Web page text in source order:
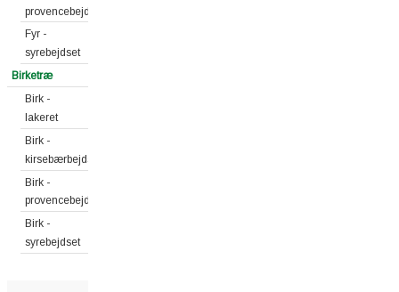
provencebejdset
Fyr -
syrebejdset
Birketræ
Birk -
lakeret
Birk -
kirsebærbejdset
Birk -
provencebejdset
Birk -
syrebejdset